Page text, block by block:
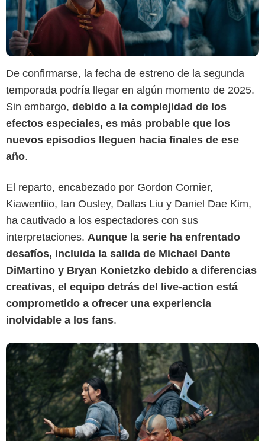
De confirmarse, la fecha de estreno de la segunda
temporada podría llegar en algún momento de 2025.
Sin embargo, debido a la complejidad de los
efectos especiales, es más probable que los
nuevos episodios lleguen hacia finales de ese
año.
El reparto, encabezado por Gordon Cornier,
Kiawentiio, Ian Ousley, Dallas Liu y Daniel Dae Kim,
ha cautivado a los espectadores con sus
interpretaciones. Aunque la serie ha enfrentado
desafíos, incluida la salida de Michael Dante
DiMartino y Bryan Konietzko debido a diferencias
creativas, el equipo detrás del live-action está
comprometido a ofrecer una experiencia
inolvidable a los fans.
Netflix